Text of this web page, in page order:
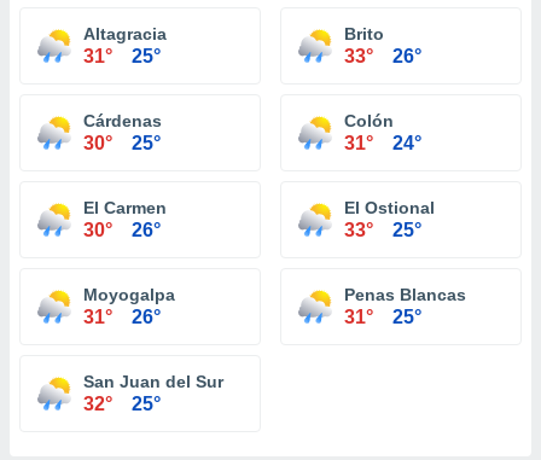
Altagracia
31° 25°
Brito
33° 26°
Cárdenas
30° 25°
Colón
31° 24°
El Carmen
30° 26°
El Ostional
33° 25°
Moyogalpa
31° 26°
Penas Blancas
31° 25°
San Juan del Sur
32° 25°